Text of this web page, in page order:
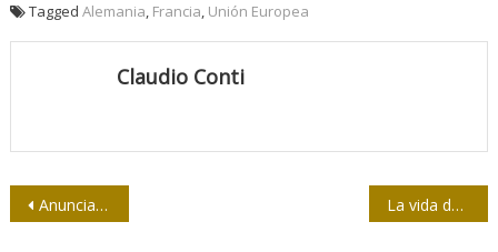
Tagged Alemania, Francia, Unión Europea
Claudio Conti
Navegación
Anunciados Todos Estrellas del sóftbol de la prensa La vida de los plásticos no se acaba cuando los desechamos